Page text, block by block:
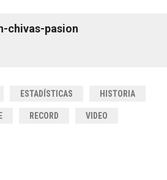
chivas-pasion
ESTADÍSTICAS HISTORIA
RECORD VIDEO